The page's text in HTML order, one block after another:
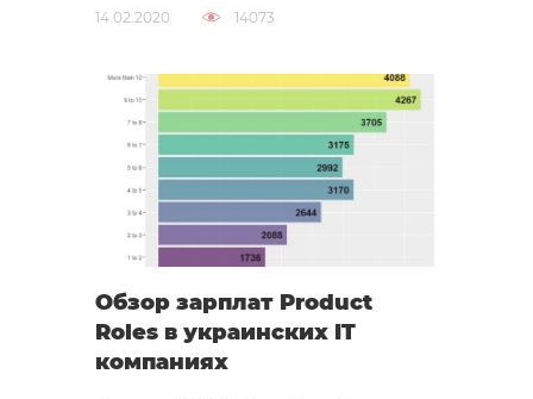
14.02.2020 14073
Обзор зарплат Product
Roles в украинских IT
компаниях